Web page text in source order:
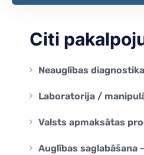
Citi
Neauglības
Laboratorija /
Valsts apmaksātas
Auglības saglabāšana